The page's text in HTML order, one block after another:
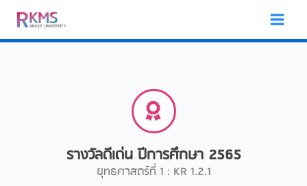
content
รางวัลดีเด่น ปีการศึกษา 2565
ยุทธศาสตร์ที่ 1 : KR 1.2.1